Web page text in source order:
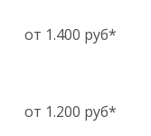
от 1.400 руб*
от 1.200 руб*